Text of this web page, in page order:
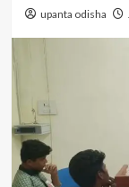
upanta odisha